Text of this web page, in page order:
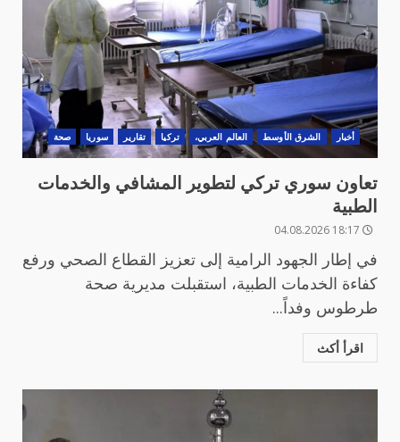
أخبار الشرق الأوسط العالم العربي، تركيا تقارير سوريا صحة
تعاون سوري تركي لتطوير المشافي والخدمات
الطبية
في إطار الجهود الرامية إلى تعزيز القطاع الصحي ورفع
كفاءة الخدمات الطبية، استقبلت مديرية صحة
طرطوس وفداً...
اقرأ أكث